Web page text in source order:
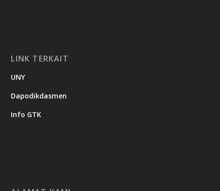
LINK TERKAIT
UNY
Dapodikdasmen
Info GTK